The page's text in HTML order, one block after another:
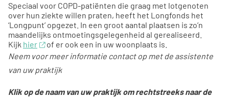
Speciaal voor COPD-patiënten die graag met lotgenoten
over hun ziekte willen praten, heeft het Longfonds het
‘Longpunt’ opgezet. In een groot aantal plaatsen is zo’n
maandelijks ontmoetingsgelegenheid al gerealiseerd.
Kijk hier
of er ook een in uw woonplaats is.
Neem voor meer informatie contact op met de assistente
van uw praktijk
Klik op de naam van uw praktijk om rechtstreeks naar de